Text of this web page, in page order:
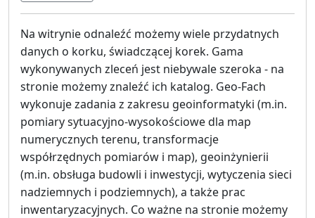
Na witrynie odnaleźć możemy wiele przydatnych
danych o korku, świadczącej korek. Gama
wykonywanych zleceń jest niebywale szeroka - na
stronie możemy znaleźć ich katalog. Geo-Fach
wykonuje zadania z zakresu geoinformatyki (m.in.
pomiary sytuacyjno-wysokościowe dla map
numerycznych terenu, transformacje
współrzędnych pomiarów i map), geoinżynierii
(m.in. obsługa budowli i inwestycji, wytyczenia sieci
nadziemnych i podziemnych), a także prac
inwentaryzacyjnych. Co ważne na stronie możemy